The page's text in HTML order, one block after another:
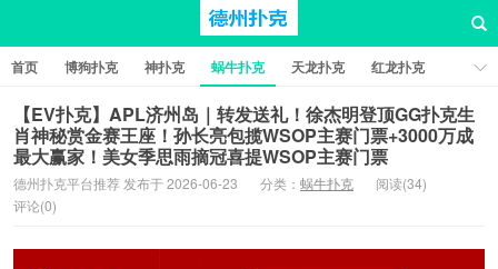
首页 博狗扑克 神扑克 蜗牛扑克 天龙扑克
红龙扑克
新葡京棋牌
红星扑克 扑克之星 比特币扑克
【EV扑克】APL济州岛｜转发送礼！徐杰明登顶GG扑克生
肖神秘赏金赛王座！孙长亮包揽WSOP主赛门票+3000万成
最大赢家！美女季思雨摘冠喜提WSOP主赛门票
德州扑克平台推荐 发布于 2026-06-23 分类： 蜗牛扑克
阅读(34)
评论(0)